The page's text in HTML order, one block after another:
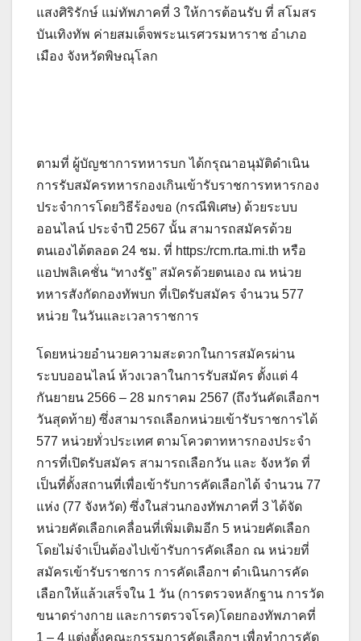
แสงศิริรักษ์ แม่ทัพภาคที่ 3 ให้การต้อนรับ ที่ สโมสร
บันเทิงทัพ ค่ายสมเด็จพระนเรศวรมหาราช อำเภอ
เมือง จังหวัดพิษณุโลก
ตามที่ ผู้บัญชาการทหารบก ได้กรุณาอนุมัติดำเนิน
การรับสมัครทหารกองเกินเข้ารับราชการทหารกอง
ประจำการโดยวิธีร้องขอ (กรณีพิเศษ) ด้วยระบบ
ออนไลน์ ประจำปี 2567 นั้น สามารถสมัครด้วย
ตนเองได้ตลอด 24 ชม. ที่ https:/rcm.rta.mi.th หรือ
แอปพลิเคชั่น “ทางรัฐ” สมัครด้วยตนเอง ณ หน่วย
ทหารสังกัดกองทัพบก ที่เปิดรับสมัคร จำนวน 577
หน่วย ในวันและเวลาราชการ
โดยหน่วยอำนวยความสะดวกในการสมัครผ่าน
ระบบออนไลน์ ห้วงเวลาในการรับสมัคร ตั้งแต่ 4
กันยายน 2566 – 28 มกราคม 2567 (ถึงวันคัดเลือกฯ
วันสุดท้าย) ซึ่งสามารถเลือกหน่วยเข้ารับราชการได้
577 หน่วยทั่วประเทศ ตามโควตาทหารกองประจำ
การที่เปิดรับสมัคร สามารถเลือกวัน และ จังหวัด ที่
เป็นที่ตั้งสถานที่เพื่อเข้ารับการคัดเลือกได้ จำนวน 77
แห่ง (77 จังหวัด) ซึ่งในส่วนกองทัพภาคที่ 3 ได้จัด
หน่วยคัดเลือกเคลื่อนที่เพิ่มเติมอีก 5 หน่วยคัดเลือก
โดยไม่จำเป็นต้องไปเข้ารับการคัดเลือก ณ หน่วยที่
สมัครเข้ารับราชการ การคัดเลือกฯ ดำเนินการคัด
เลือกให้แล้วเสร็จใน 1 วัน (การตรวจหลักฐาน การวัด
ขนาดร่างกาย และการตรวจโรค)โดยกองทัพภาคที่
1 – 4 แต่งตั้งคณะกรรมการคัดเลือกฯ เพื่อทำการคัด